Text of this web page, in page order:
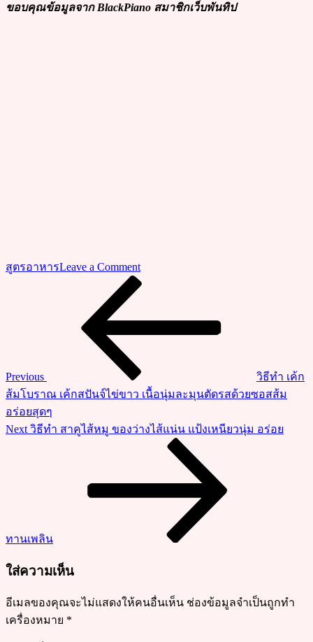
ขอบคุณข้อมูลจาก BlackPiano สมาชิกเว็บพันทิป
สูตรอาหารLeave a Commenton
ชวน
ผัด
เปรี้ยว
อาหาร
Previous
วิธีทำ เค้ก
ส้มโบราณ เค้กสปันจ์ไข่ขาว เนื้อนุ่มละมุนตัดรสด้วยซอสส้ม
อร่อยสุดๆ
Next
Post
Next วิธีทำ สาคูไส้หมู ของว่างไส้แน่น แป้งเหนียวนุ่ม อร่อย
ทานเพลิน
ใส่ความเห็น
อีเมลของคุณจะไม่แสดงให้คนอื่นเห็น ช่องข้อมูลจำเป็นถูกทำ
เครื่องหมาย *